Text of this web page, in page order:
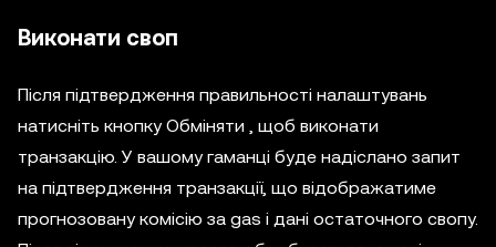
Виконати своп
Після підтвердження правильності налаштувань
натисніть кнопку Обміняти , щоб виконати
транзакцію. У вашому гаманці буде надіслано запит
на підтвердження транзакції, що відображатиме
прогнозовану комісію за gas і дані остаточного свопу.